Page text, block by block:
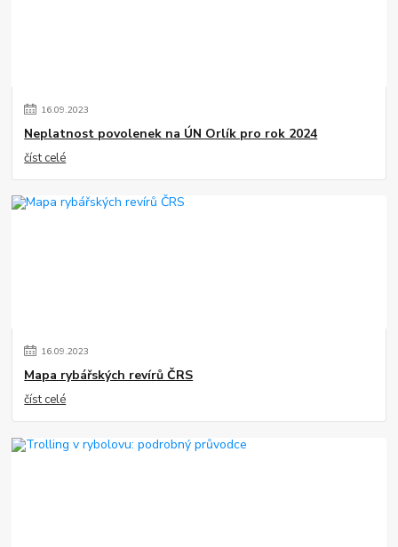
16.09.2023
Neplatnost povolenek na ÚN Orlík pro rok 2024
číst celé
16.09.2023
Mapa rybářských revírů ČRS
číst celé